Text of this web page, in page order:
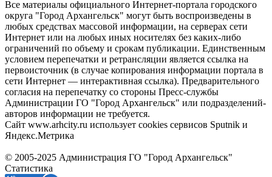
Все материалы официального Интернет-портала городского
округа "Город Архангельск" могут быть воспроизведены в
любых средствах массовой информации, на серверах сети
Интернет или на любых иных носителях без каких-либо
ограничений по объему и срокам публикации. Единственным
условием перепечатки и ретрансляции является ссылка на
первоисточник (в случае копирования информации портала в
сети Интернет — интерактивная ссылка). Предварительного
согласия на перепечатку со стороны Пресс-службы
Администрации ГО "Город Архангельск" или подразделений-
авторов информации не требуется.
Сайт www.arhcity.ru использует cookies сервисов Sputnik и
Яндекс.Метрика
© 2005-2025 Администрация ГО "Город Архангельск"
Статистика